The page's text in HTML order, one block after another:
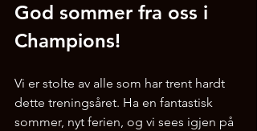
God sommer fra oss i
Champions!
Vi er stolte av alle som har trent hardt
dette treningsåret. Ha en fantastisk
sommer, nyt ferien, og vi sees igjen på